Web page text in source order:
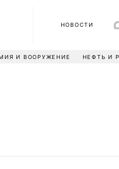
НОВОСТИ
И ВООРУЖЕНИЕ НЕФТЬ И